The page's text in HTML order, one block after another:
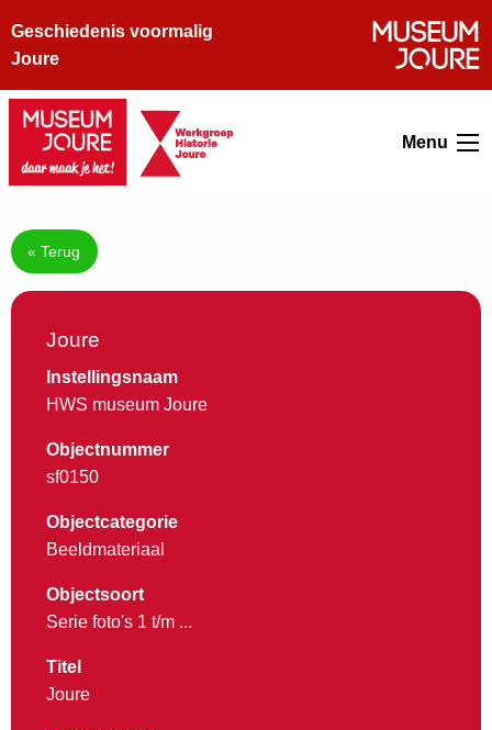
Geschiedenis voormalig
Joure
Menu
« Terug
Joure
Instellingsnaam
HWS museum Joure
Objectnummer
sf0150
Objectcategorie
Beeldmateriaal
Objectsoort
Serie foto's 1 t/m ...
Titel
Joure